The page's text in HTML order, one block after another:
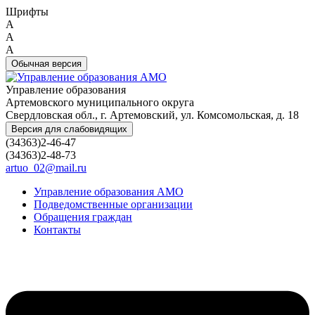
Шрифты
A
A
A
Обычная версия
Управление образования
Артемовского муниципального округа
Свердловская обл., г. Артемовский, ул. Комсомольская, д. 18
Версия для слабовидящих
(34363)2-46-47
(34363)2-48-73
artuo_02@mail.ru
Управление образования АМО
Подведомственные организации
Обращения граждан
Контакты